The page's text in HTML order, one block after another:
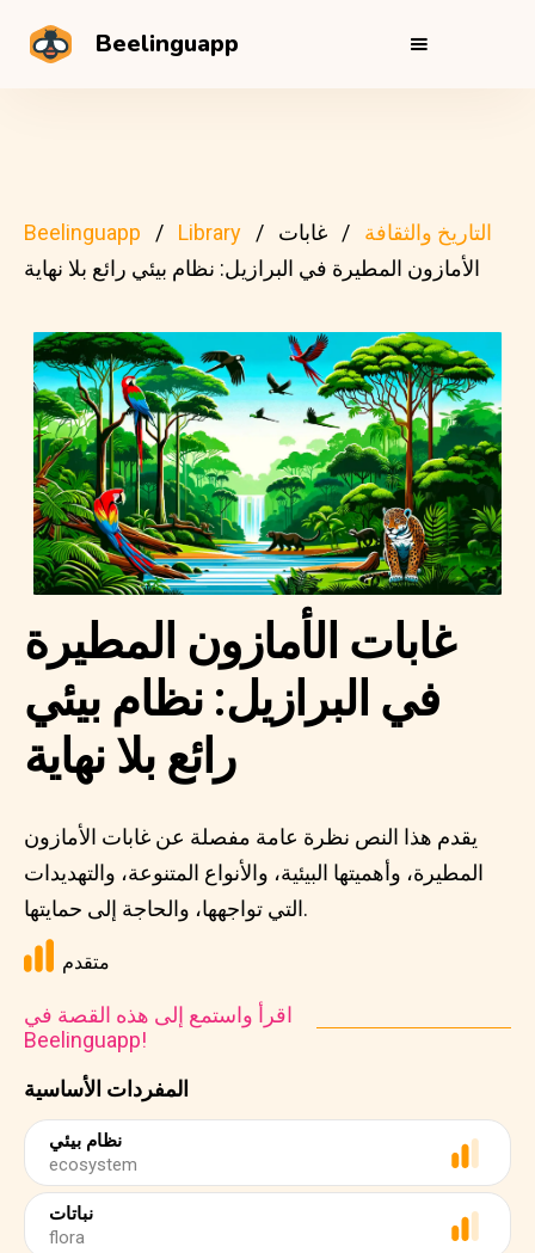
Beelinguapp
Beelinguapp Library التاريخ والثقافة
غابات
الأمازون المطيرة في البرازيل: نظام بيئي رائع بلا نهاية
المفردات الأساسية
نظام بيئي
ecosystem
نباتات
flora
غابات الأمازون المطيرة
في البرازيل: نظام بيئي
رائع بلا نهاية
يقدم هذا النص نظرة عامة مفصلة عن غابات الأمازون
المطيرة، وأهميتها البيئية، والأنواع المتنوعة، والتهديدات
التي تواجهها، والحاجة إلى حمايتها.
متقدم
اقرأ واستمع إلى هذه القصة في
Beelinguapp!